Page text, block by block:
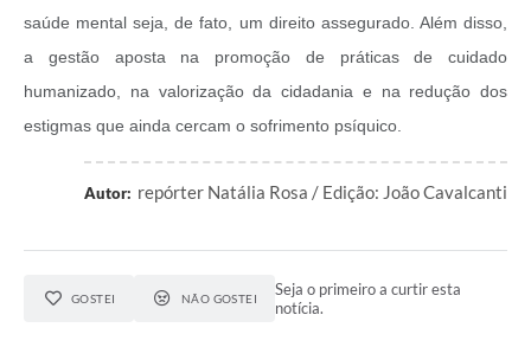
saúde mental seja, de fato, um direito assegurado. Além disso,
a gestão aposta na promoção de práticas de cuidado
humanizado, na valorização da cidadania e na redução dos
estigmas que ainda cercam o sofrimento psíquico.
Autor: repórter Natália Rosa / Edição: João Cavalcanti
GOSTEI NÃO GOSTEI
Seja o primeiro a curtir esta
notícia.